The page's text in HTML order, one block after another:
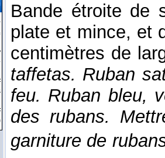
Bande étroite de
plate et mince, et
centimètres de
taffetas. Ruban
feu. Ruban bleu,
des rubans.
garniture de